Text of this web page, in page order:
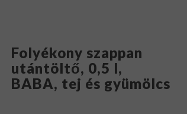
Folyékony szappan
utántöltő, 0,5 l,
BABA, tej és gyümölcs